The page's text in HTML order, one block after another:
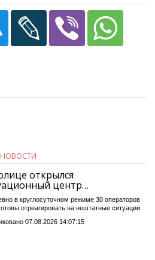
НОВОСТИ
открылся
центр…
в круглосуточном режиме 30 операторов
отреагировать на нештатные ситуации
07.08.2026 14:07:15